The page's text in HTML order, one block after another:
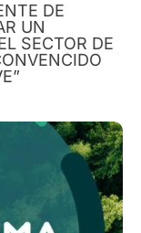
DE
UN
SECTOR DE